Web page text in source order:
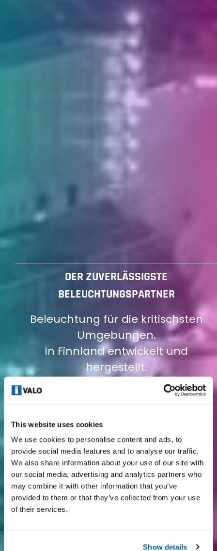
This website uses cookies
We use cookies to personalise content and ads, to
provide social media features and to analyse our traffic.
We also share information about your use of our site with
our social media, advertising and analytics partners who
may combine it with other information that you’ve
provided to them or that they’ve collected from your use
of their services.
Show details
DER ZUVERLÄSSIGSTE
BELEUCHTUNGSPARTNER
Beleuchtung für die kritischsten
Umgebungen.
In Finnland entwickelt und
hergestellt.